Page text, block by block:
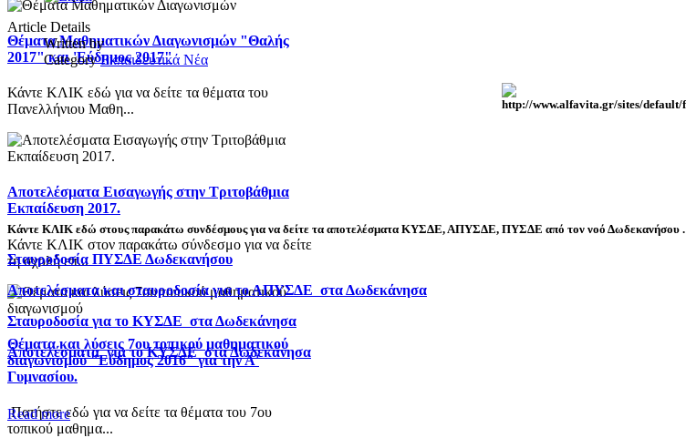
Θέματα Μαθηματικών Διαγωνισμών "Θαλής
2017" και 'Εύδημος 2017"
Κάντε ΚΛΙΚ εδώ για να δείτε τα θέματα του
Πανελλήνιου Μαθη...
Αποτελέσματα Εισαγωγής στην Τριτοβάθμια
Εκπαίδευση 2017.
Κάντε ΚΛΙΚ στον παρακάτω σύνδεσμο για να δείτε
τη σχολή επ...
Θέματα και λύσεις 7ου τοπικού μαθηματικού
διαγωνισμού "Εύδημος 2016" για την Α'
Γυμνασίου.
Πατήστε εδώ για να δείτε τα θέματα του 7ου
τοπικού μαθημα...
Article Details
Written by
CategoryΕκπαιδευτικά Νέα
Κάντε ΚΛΙΚ εδώ στους παρακάτω συνδέσμους για να δείτε τα αποτελέσματα ΚΥΣΔΕ, ΑΠΥΣΔΕ, ΠΥΣΔΕ από τον νοό Δωδεκανήσου .
Σταυροδοσία ΠΥΣΔΕ Δωδεκανήσου
Αποτελέσματα και σταυροδοσία για το ΑΠΥΣΔΕ στα Δωδεκάνησα
Σταυροδοσία για το ΚΥΣΔΕ στα Δωδεκάνησα
Αποτελέσματα για το ΚΥΣΔΕ στα Δωδεκάνησα
Read more